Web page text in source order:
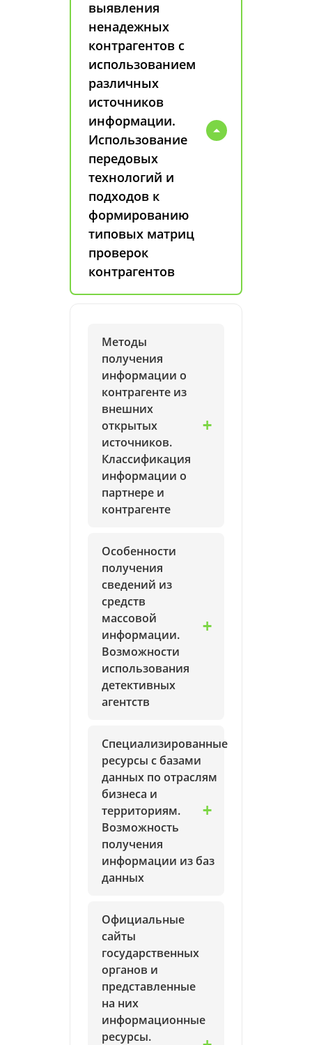
выявления
ненадежных
контрагентов с
использованием
различных
источников
информации.
Использование
передовых
технологий и
подходов к
формированию
типовых матриц
проверок
контрагентов
Методы
получения
информации о
контрагенте из
внешних
открытых
источников.
Классификация
информации о
партнере и
контрагенте
Особенности
получения
сведений из
средств
массовой
информации.
Возможности
использования
детективных
агентств
Специализированные
ресурсы с базами
данных по отраслям
бизнеса и
территориям.
Возможность
получения
информации из баз
данных
Официальные
сайты
государственных
органов и
представленные
на них
информационные
ресурсы.